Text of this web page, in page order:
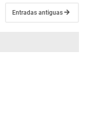
Entradas antiguas